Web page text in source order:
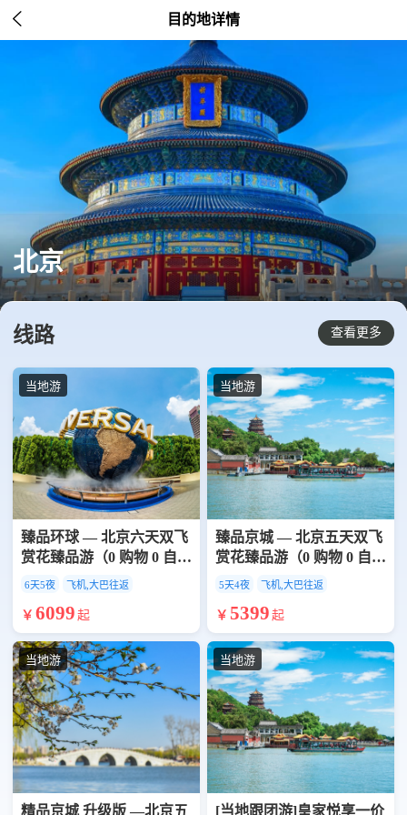
 目的地详情
北京
线路 查看更多
当地游
臻品环球 — 北京六天双飞
赏花臻品游（0 购物 0 自费
0 景交）
6天5夜 飞机,大巴往返
￥ 6099 起
当地游
臻品京城 — 北京五天双飞
赏花臻品游（0 购物 0 自费
0 景交）
5天4夜 飞机,大巴往返
￥ 5399 起
当地游
精品京城 升级版 —北京五
当地游
[当地跟团游]皇家悦享一价